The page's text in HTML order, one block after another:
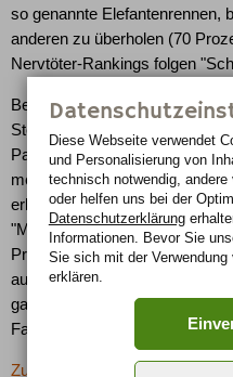
so genannte Elefantenrennen,
anderen zu überholen (70
Nervtöter-Rankings folgen
Bei so viel Ärgernissen wäre
Steuer zumindest bei einer
Partnerin einfach mal aus der
meisten Männer ist das
erklärten in der Umfrage, das
"Männersache". Nur eine
Prozent verzichtet dagegen
auf die Gewalt über das Auto
ganze Zeit!" Aber immerhin:
Fahrerei in den Urlaub zu teilen.
Zurück zur letzten Seite
Diese Webseite verwendet
und Personalisierung von
technisch notwendig,
oder helfen uns bei der
Datenschutzerklärung
Informationen. Bevor Sie
Sie sich mit der
erklären.